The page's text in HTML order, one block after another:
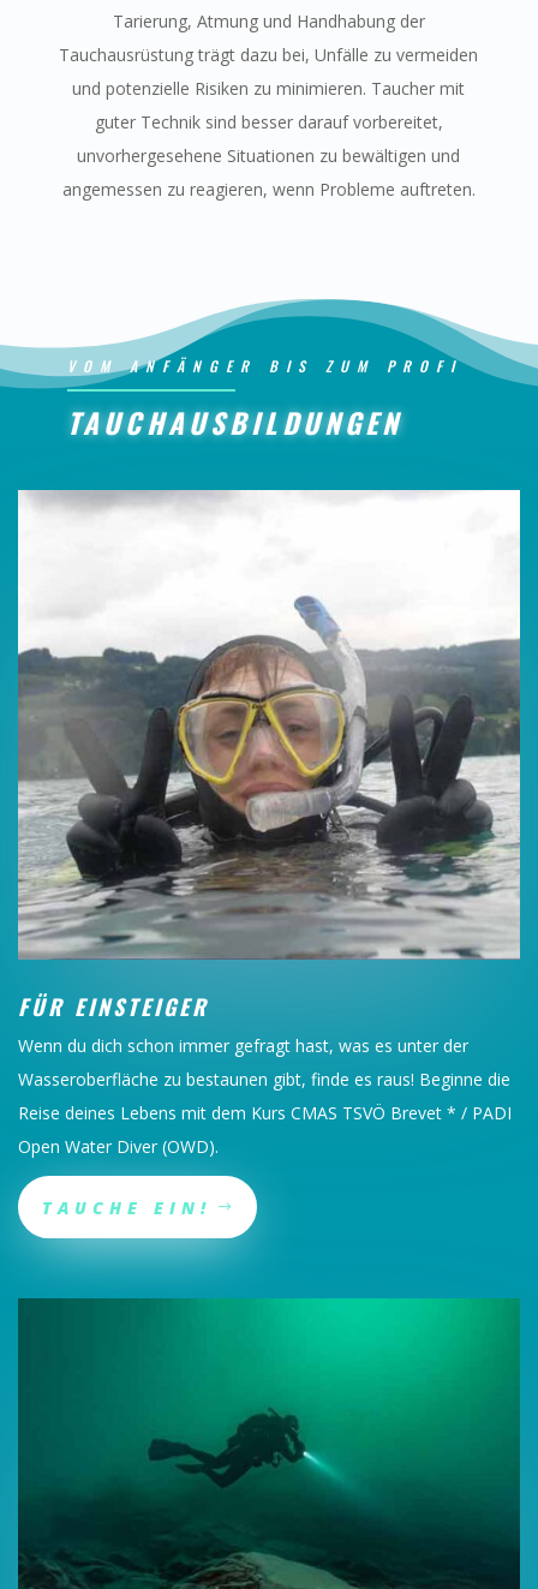
Tarierung, Atmung und Handhabung der
Tauchausrüstung trägt dazu bei, Unfälle zu vermeiden
und potenzielle Risiken zu minimieren. Taucher mit
guter Technik sind besser darauf vorbereitet,
unvorhergesehene Situationen zu bewältigen und
angemessen zu reagieren, wenn Probleme auftreten.
VOM ANFÄNGER BIS ZUM PROFI
TAUCHAUSBILDUNGEN
FÜR EINSTEIGER
Wenn du dich schon immer gefragt hast, was es unter der
Wasseroberfläche zu bestaunen gibt, finde es raus! Beginne die
Reise deines Lebens mit dem Kurs CMAS TSVÖ Brevet * / PADI
Open Water Diver (OWD).
TAUCHE EIN!